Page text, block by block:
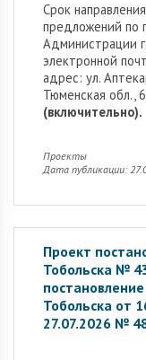
Cрок
предложений по
Администрации
электронной
адрес: ул.
Тюменская обл.,
(включительно).
Проекты
Дата публикации:
Проект
Тобольска №
Тобольска от
27.07.2026 №